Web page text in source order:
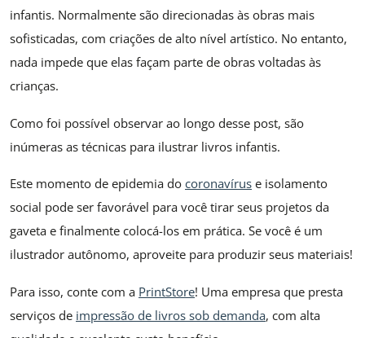
infantis. Normalmente são direcionadas às obras mais
sofisticadas, com criações de alto nível artístico. No entanto,
nada impede que elas façam parte de obras voltadas às
crianças.
Como foi possível observar ao longo desse post, são
inúmeras as técnicas para ilustrar livros infantis.
Este momento de epidemia do coronavírus e isolamento
social pode ser favorável para você tirar seus projetos da
gaveta e finalmente colocá-los em prática. Se você é um
ilustrador autônomo, aproveite para produzir seus materiais!
Para isso, conte com a PrintStore! Uma empresa que presta
serviços de impressão de livros sob demanda, com alta